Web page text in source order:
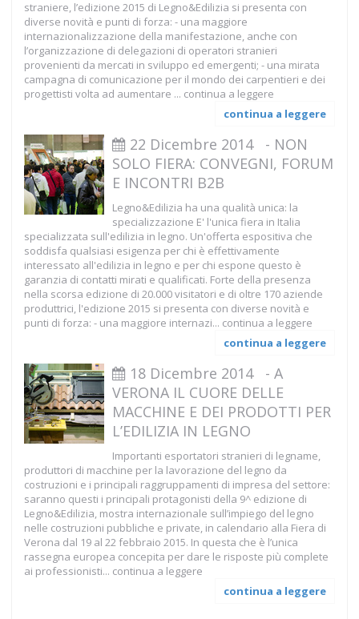
straniere, l’edizione 2015 di Legno&Edilizia si presenta con
diverse novità e punti di forza: - una maggiore
internazionalizzazione della manifestazione, anche con
l’organizzazione di delegazioni di operatori stranieri
provenienti da mercati in sviluppo ed emergenti; - una mirata
campagna di comunicazione per il mondo dei carpentieri e dei
progettisti volta ad aumentare ... continua a leggere
continua a leggere
22 Dicembre 2014 - NON
SOLO FIERA: CONVEGNI, FORUM
E INCONTRI B2B
Legno&Edilizia ha una qualità unica: la
specializzazione E' l'unica fiera in Italia
specializzata sull'edilizia in legno. Un'offerta espositiva che
soddisfa qualsiasi esigenza per chi è effettivamente
interessato all'edilizia in legno e per chi espone questo è
garanzia di contatti mirati e qualificati. Forte della presenza
nella scorsa edizione di 20.000 visitatori e di oltre 170 aziende
produttrici, l'edizione 2015 si presenta con diverse novità e
punti di forza: - una maggiore internazi... continua a leggere
continua a leggere
18 Dicembre 2014 - A
VERONA IL CUORE DELLE
MACCHINE E DEI PRODOTTI PER
L’EDILIZIA IN LEGNO
Importanti esportatori stranieri di legname,
produttori di macchine per la lavorazione del legno da
costruzioni e i principali raggruppamenti di impresa del settore:
saranno questi i principali protagonisti della 9^ edizione di
Legno&Edilizia, mostra internazionale sull’impiego del legno
nelle costruzioni pubbliche e private, in calendario alla Fiera di
Verona dal 19 al 22 febbraio 2015. In questa che è l’unica
rassegna europea concepita per dare le risposte più complete
ai professionisti... continua a leggere
continua a leggere